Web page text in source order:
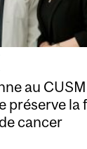
au
préserve la
cancer